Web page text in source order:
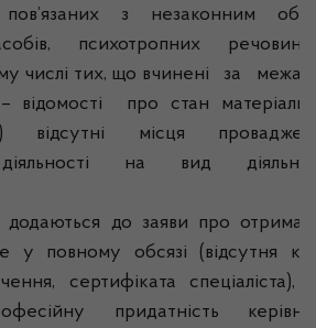
з незаконним
психотропних
числі тих, що вчинені за
про стан
відсутні місця
діяльності на вид
до заяви про
у повному обсязі (відсутня
сертифіката спеціаліста),
придатність